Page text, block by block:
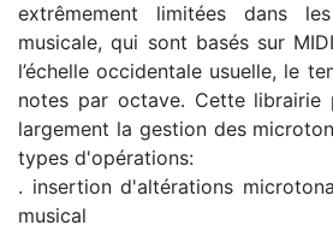
extrêmement limitées dans
musicale, qui sont basés sur
l’échelle occidentale usuelle, le
notes par octave. Cette librairie
largement la gestion des
types d'opérations:
. insertion d'altérations
musical